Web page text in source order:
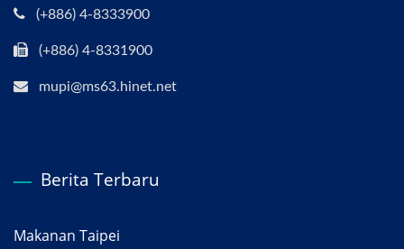
(+886) 4-8333900
(+886) 4-8331900
mupi@ms63.hinet.net
Berita Terbaru
Makanan Taipei